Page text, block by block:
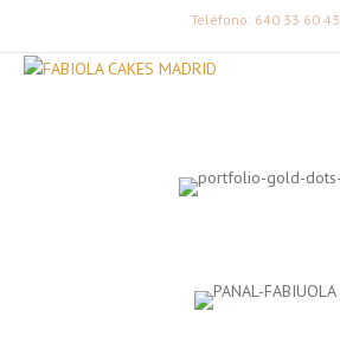
Teléfono: 640 33 60 43